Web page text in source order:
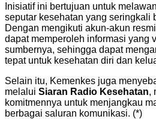
Inisiatif ini bertujuan untuk
seputar kesehatan yang seringkali
Dengan mengikuti akun-akun
dapat memperoleh informasi yang
sumbernya, sehingga dapat
tepat untuk kesehatan diri dan
Selain itu, Kemenkes juga
melalui Siaran Radio Kesehatan,
komitmennya untuk menjangkau
berbagai saluran komunikasi. (*)